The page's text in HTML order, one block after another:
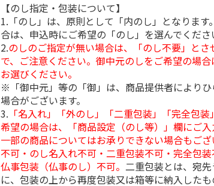
【のし指定・包装について】
1.「のし」は、原則として「内のし」となります
合は、申込時にご希望の「のし」を選んでくださ
2.のしのご指定が無い場合は、「のし不要」とさ
で、ご注意ください。御中元のしをご希望の場
お選びください。
※「御中元」等の「御」は、商品提供者により
場合がございます。
3. 「名入れ」「外のし」「二重包装」「完全包
希望の場合は、「商品設定（のし等）」欄にご入
一部の商品についてはお承りできない場合もござ
不可・のし名入れ不可・二重包装不可・完全包装
仏事包装（仏事のし）不可。 二重包装とは、宛
に、包装の上から再度包装又は箱等に納入したも